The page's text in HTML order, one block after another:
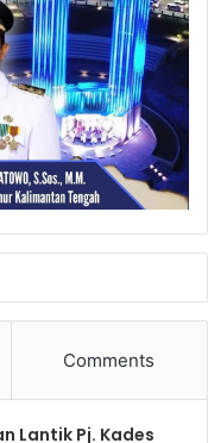
Comments
Lantik Pj. Kades